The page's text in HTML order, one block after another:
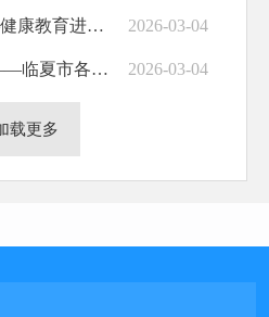
健康从娃娃抓起——健康教育进校园 讲好开学第一课 2026-03-04
全域覆盖 精准防控——临夏市各镇街道卫生院全面推进H型高血压与脑卒中防控筛查及健康知识讲座 2026-03-04
载更多